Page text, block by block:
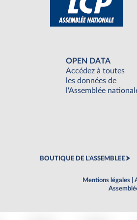
OPEN DATA
Accédez à toutes
les données de
l'Assemblée
BOUTIQUE DE L'ASSEMBLEE
Mentions légales